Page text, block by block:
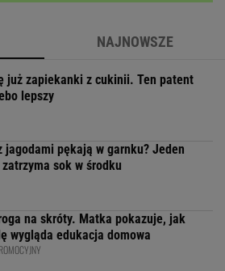
NAJNOWSZE
już zapiekanki z cukinii. Ten patent
lepszy
jagodami pękają w garnku? Jeden
sok w środku
na skróty. Matka pokazuje, jak
wygląda edukacja domowa